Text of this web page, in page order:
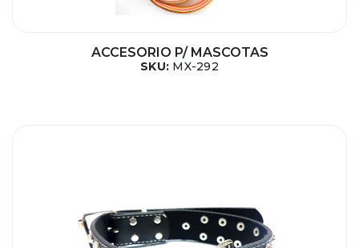
ACCESORIO P/ MASCOTAS
SKU: MX-292